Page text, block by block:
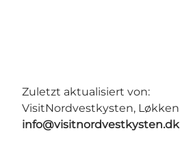
Zuletzt aktualisiert von:
VisitNordvestkysten, Løkken
info@visitnordvestkysten.dk